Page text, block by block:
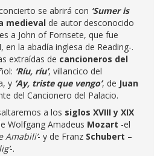
se abrirá con ‘Sumer is
medieval de autor desconocido
a John of Fornsete, que fue
en la abadía inglesa de Reading-.
extraídas de cancioneros del
‘Ríu, ríu’, villancico del
y ‘Ay, triste que vengo’, de Juan
del Cancionero del Palacio.
a los siglos XVIII y XIX
Wolfgang Amadeus Mozart -el
Amabili’- y de Franz Schubert –
-.